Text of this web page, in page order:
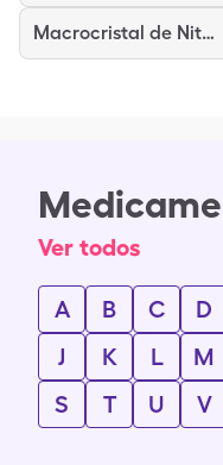
Macrocristal de Nitrofurantoína
Ver todos
A B C D
J
K L M
S
T U V